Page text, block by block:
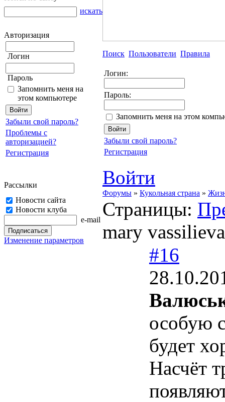
искать
Авторизация
Логин
Пароль
Запомнить меня на
этом компьютере
Забыли свой пароль?
Проблемы с
авторизацией?
Регистрация
Рассылки
Новости сайта
Новости клуба
e-mail
Изменение параметров
Поиск Пользователи Правила
Логин:
Пароль:
Запомнить меня на этом
Забыли свой пароль?
Регистрация
Войти
Форумы » Кукольная страна »
Страницы:
mary
#16
особую
будет
Насчёт